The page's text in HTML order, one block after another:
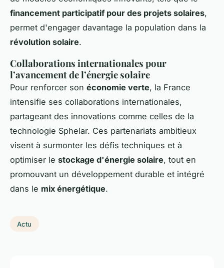
financement participatif pour des projets solaires,
permet d'engager davantage la population dans la
révolution solaire.
Collaborations internationales pour
l’avancement de l’énergie solaire
Pour renforcer son économie verte, la France
intensifie ses collaborations internationales,
partageant des innovations comme celles de la
technologie Sphelar. Ces partenariats ambitieux
visent à surmonter les défis techniques et à
optimiser le stockage d'énergie solaire, tout en
promouvant un développement durable et intégré
dans le mix énergétique.
Actu